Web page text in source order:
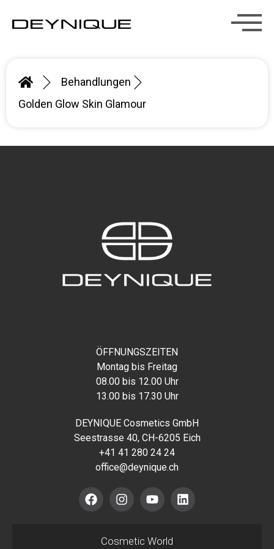
Behandlungen
Golden Glow Skin Glamour
ÖFFNUNGSZEITEN
Montag bis Freitag
08.00 bis 12.00 Uhr
13.00 bis 17.30 Uhr
DEYNIQUE Cosmetics GmbH
Seestrasse 40, CH-6205 Eich
+41 41 280 24 24
office@deynique.ch
Cosmetic World